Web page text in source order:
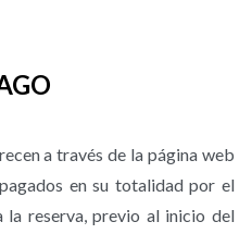
a través de la página web
en su totalidad por el
la reserva, previo al inicio del